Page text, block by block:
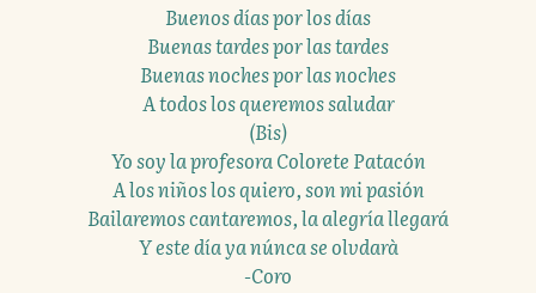
Buenos días por los días
Buenas tardes por las tardes
Buenas noches por las noches
A todos los queremos saludar
(Bis)
Yo soy la profesora Colorete Patacón
A los niños los quiero, son mi pasión
Bailaremos cantaremos, la alegría llegará
Y este día ya núnca se olvdarà
-Coro